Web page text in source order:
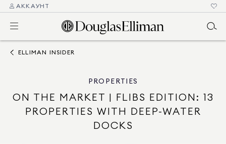
АККАУНТ
ELLIMAN INSIDER
PROPERTIES
ON THE MARKET | FLIBS EDITION: 13
PROPERTIES WITH DEEP-WATER
DOCKS